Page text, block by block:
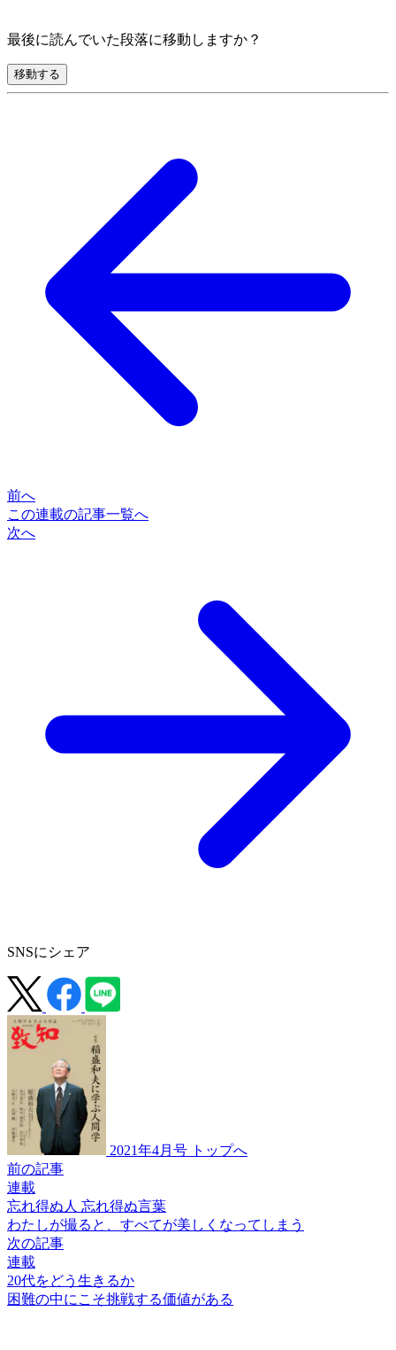
最後に読んでいた段落に移動しますか？
移動する
前へ
この連載の記事一覧へ
次へ
SNSにシェア
2021年4月号 トップへ
前の記事
連載
忘れ得ぬ人 忘れ得ぬ言葉
わたしが撮ると、すべてが美しくなってしまう
次の記事
連載
20代をどう生きるか
困難の中にこそ挑戦する価値がある